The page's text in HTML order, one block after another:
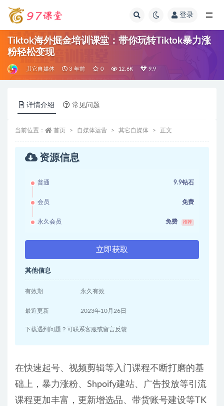
登录
Tiktok海外掘金培训课堂：带你玩转Tiktok暴力涨
粉轻松变现
其它自媒体 3 年前 0 12.6K 9.9
详情介绍 常见问题
当前位置： 首页 自媒体运营 其它自媒体 正文
资源信息
普通 9.9钻石
会员 免费
永久会员 免费 推荐
立即获取
其他信息
有效期 永久有效
最近更新 2023年10月26日
下载遇到问题？可联系客服或留言反馈
在快速起号、视频剪辑等入门课程不断打磨的基
础上，暴力涨粉、Shpoify建站、广告投放等引流
课程更加丰富，更新增选品、带货账号建设等TK